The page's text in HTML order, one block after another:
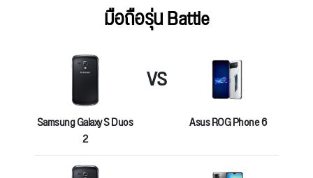
มือถือรุ่น Battle
Samsung Galaxy S Duos
2
VS
Asus ROG Phone 6